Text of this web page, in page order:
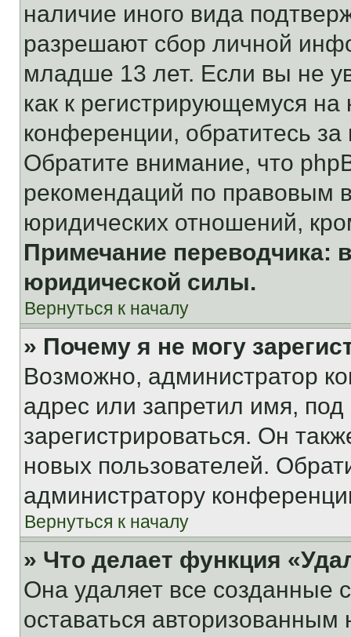
наличие иного вида
разрешают сбор личной
младше 13 лет. Если вы не
как к регистрирующемуся
конференции, обратитесь
Обратите внимание, что
рекомендаций по правовым
юридических отношений,
Примечание переводчика:
юридической силы.
Вернуться к началу
» Почему я не могу
Возможно, администратор
адрес или запретил имя,
зарегистрироваться. Он
новых пользователей.
администратору
Вернуться к началу
» Что делает функция
Она удаляет все созданные
оставаться